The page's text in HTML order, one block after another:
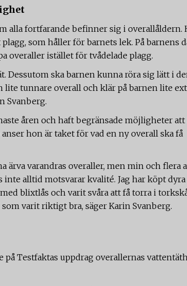
alla fortfarande befinner sig i overallåldern.
som håller för barnets lek. På barnens
overaller istället för tvådelade plagg.
Dessutom ska barnen kunna röra sig lätt i
tunnare overall och klär på barnen lite
Svanberg.
åren och haft begränsade möjligheter att
hon är taket för vad en ny overall ska få
ärva varandras overaller, men min och flera
inte alltid motsvarar kvalité. Jag har köpt dyra
blixtlås och varit svåra att få torra i
varit riktigt bra, säger Karin Svanberg.
på Testfaktas uppdrag overallernas